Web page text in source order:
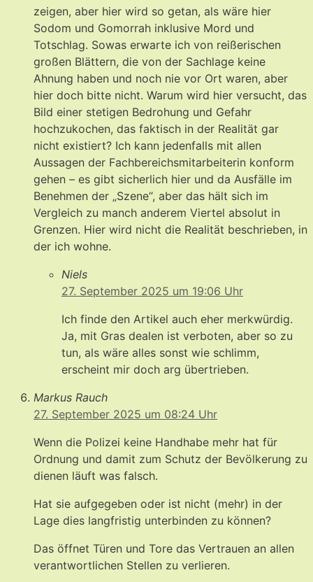
zeigen, aber hier wird so getan, als wäre hier
Sodom und Gomorrah inklusive Mord und
Totschlag. Sowas erwarte ich von reißerischen
großen Blättern, die von der Sachlage keine
Ahnung haben und noch nie vor Ort waren, aber
hier doch bitte nicht. Warum wird hier versucht, das
Bild einer stetigen Bedrohung und Gefahr
hochzukochen, das faktisch in der Realität gar
nicht existiert? Ich kann jedenfalls mit allen
Aussagen der Fachbereichsmitarbeiterin konform
gehen – es gibt sicherlich hier und da Ausfälle im
Benehmen der „Szene“, aber das hält sich im
Vergleich zu manch anderem Viertel absolut in
Grenzen. Hier wird nicht die Realität beschrieben, in
der ich wohne.
Niels
27. September 2025 um 19:06 Uhr
Ich finde den Artikel auch eher merkwürdig.
Ja, mit Gras dealen ist verboten, aber so zu
tun, als wäre alles sonst wie schlimm,
erscheint mir doch arg übertrieben.
Markus Rauch
27. September 2025 um 08:24 Uhr
Wenn die Polizei keine Handhabe mehr hat für
Ordnung und damit zum Schutz der Bevölkerung zu
dienen läuft was falsch.
Hat sie aufgegeben oder ist nicht (mehr) in der
Lage dies langfristig unterbinden zu können?
Das öffnet Türen und Tore das Vertrauen an allen
verantwortlichen Stellen zu verlieren.